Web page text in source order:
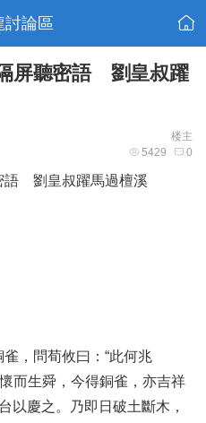
討論區
屏聽密語 劉皇叔躍
楼主
5429 0
劉皇叔躍馬過檀溪
，問荀攸曰：“此何兆
而生舜，今得銅雀，亦吉祥
以慶之。乃即日破土斷木，